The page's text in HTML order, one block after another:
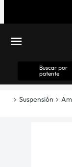
Buscar por
patente
Suspensión